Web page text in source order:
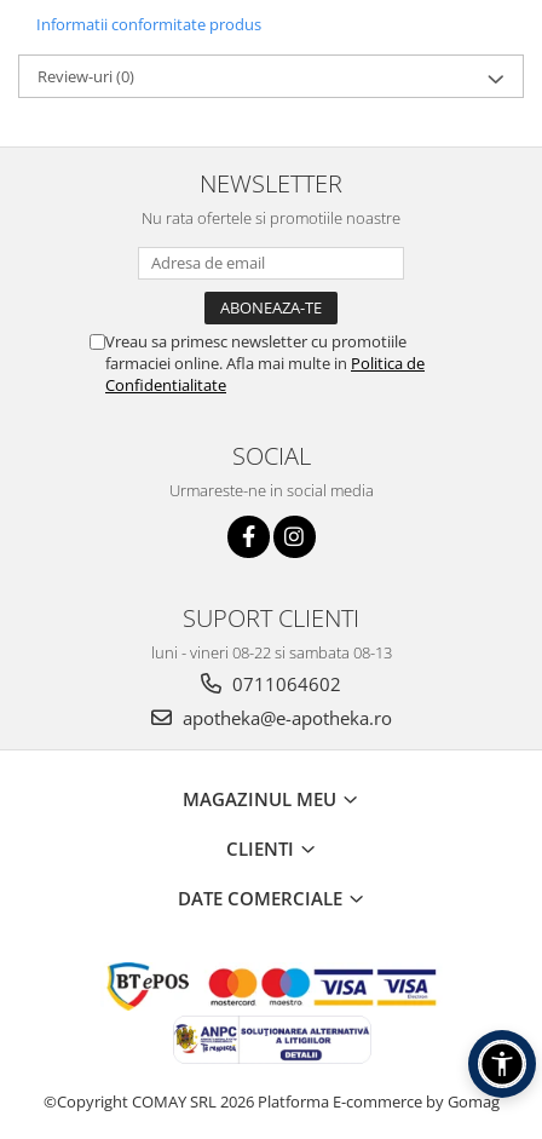
Informatii conformitate produs
Review-uri(0)
NEWSLETTER
Nu rata ofertele si promotiile noastre
Vreau sa primesc newsletter cu promotiile
farmaciei online. Afla mai multe in Politica de
Confidentialitate
SOCIAL
Urmareste-ne in social media
SUPORT CLIENTI
luni - vineri 08-22 si sambata 08-13
0711064602
apotheka@e-apotheka.ro
MAGAZINUL MEU
CLIENTI
DATE COMERCIALE
©Copyright COMAY SRL 2026 Platforma E-commerce by Gomag